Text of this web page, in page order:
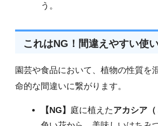
う。
これはNG！間違えやすい使
園芸や食品において、植物の性質を
命的な間違いに繋がります。
【NG】 庭に植えたアカシア（